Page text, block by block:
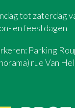
tot zaterdag
en feestdagen
Parking
rue Van